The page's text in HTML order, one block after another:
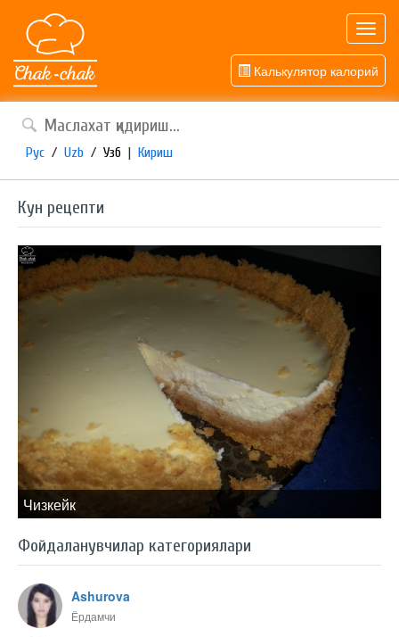
Калькулятор калорий
Рус / Uzb / Узб | Кириш
Кун рецепти
Чизкейк
Фойдаланувчилар категориялари
Ashurova
Ёрдамчи